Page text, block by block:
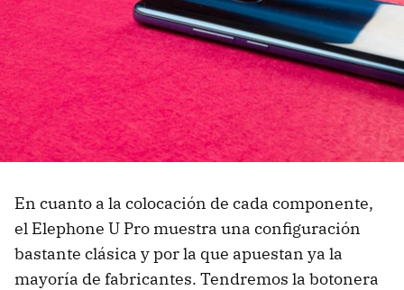
En cuanto a la colocación de cada componente,
el Elephone U Pro muestra una configuración
bastante clásica y por la que apuestan ya la
mayoría de fabricantes. Tendremos la botonera